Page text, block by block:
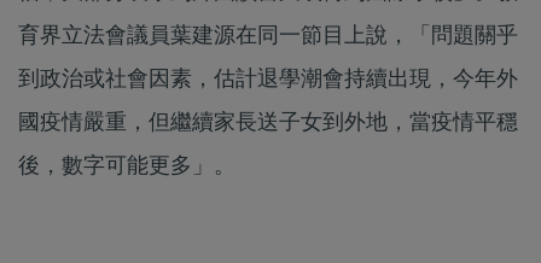
育界立法會議員葉建源在同一節目上說，「問題關乎
到政治或社會因素，估計退學潮會持續出現，今年外
國疫情嚴重，但繼續家長送子女到外地，當疫情平穩
後，數字可能更多」。